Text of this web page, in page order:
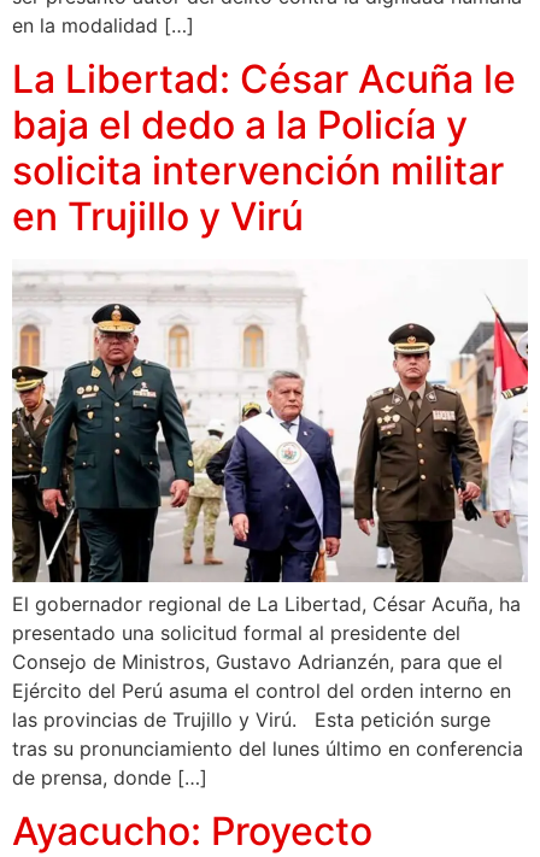
en la modalidad […]
La Libertad: César Acuña le
baja el dedo a la Policía y
solicita intervención militar
en Trujillo y Virú
El gobernador regional de La Libertad, César Acuña, ha
presentado una solicitud formal al presidente del
Consejo de Ministros, Gustavo Adrianzén, para que el
Ejército del Perú asuma el control del orden interno en
las provincias de Trujillo y Virú. Esta petición surge
tras su pronunciamiento del lunes último en conferencia
de prensa, donde […]
Ayacucho: Proyecto